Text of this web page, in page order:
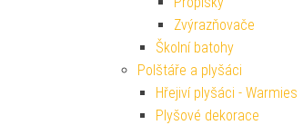
Zvýrazňovače
Školní batohy
Polštáře a plyšáci
Hřejiví plyšáci - Warmies
Plyšové dekorace